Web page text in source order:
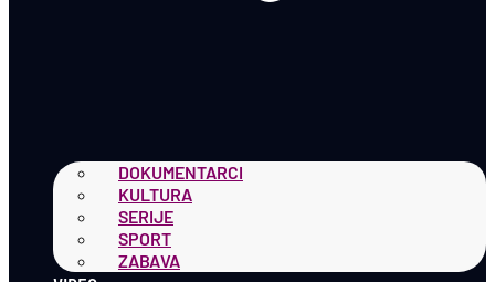
DOKUMENTARCI
KULTURA
SERIJE
SPORT
ZABAVA